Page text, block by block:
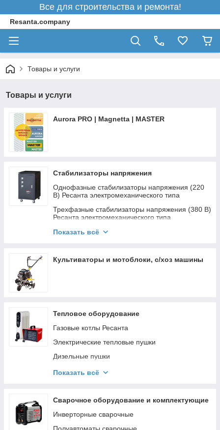
Все для строительства и ремонта!
Resanta.company
Товары и услуги
Товары и услуги
Aurora PRO | Magnetta | MASTER
Стабилизаторы напряжения
Однофазные стабилизаторы напряжения (220
В) Ресанта электромеханического типа
Трехфазные стабилизаторы напряжения (380 В)
Ресанта электромеханического типа
Трехфазные стабилизаторы напряжения (380 В)
В) Ресанта электронного типа
Инверторные стабилизаторы напряжения
Ресанта
Стабилизаторы Huter
Источники бесперебойного питания Ресанта
Показать всё
Культиваторы и мотоблоки, с/хоз машины
Тепловое оборудование
Газовые котлы Ресанта
Электрические тепловые пушки
Дизельные пушки
Газовые тепловые пушки
Масляные радиаторы
Тепловые завесы Ресанта
Тепловентиляторы
Показать всё
Сварочное оборудование и комплектующие
Инверторные сварочные